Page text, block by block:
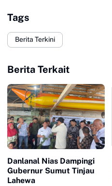
Tags
Berita Terkini
Berita Terkait
Danlanal Nias Dampingi
Gubernur Sumut Tinjau
Lahewa